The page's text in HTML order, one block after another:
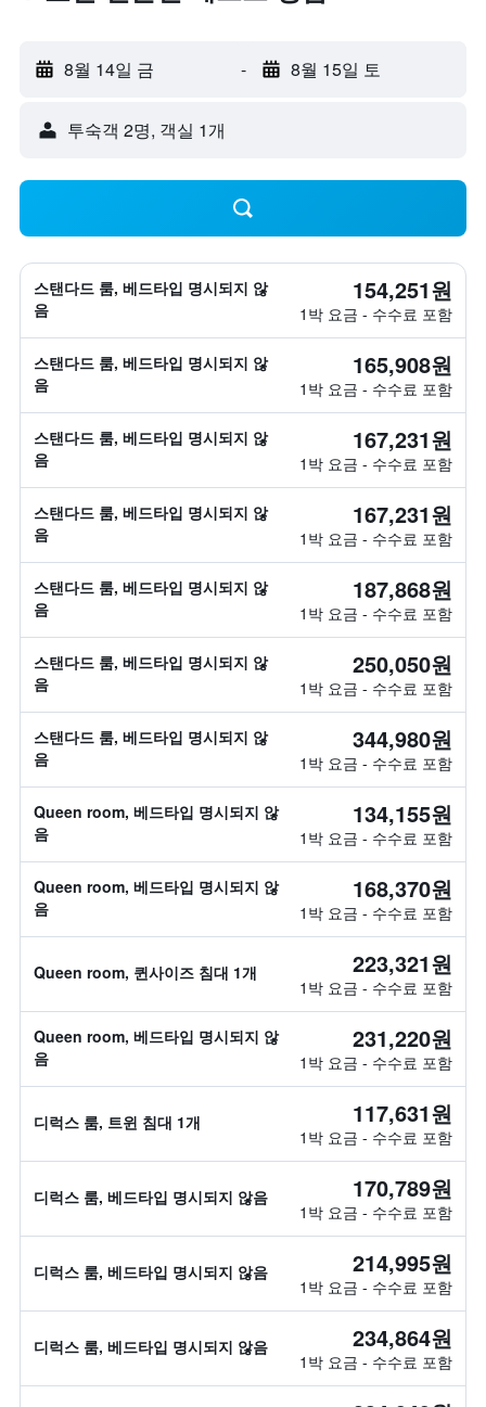
8월 14일 금 - 8월 15일 토
​투숙객 2​명, ​객실 1개
스탠다드 룸, 베드타입 명시되지 않
음
154,251원
1박 요금 - 수수료 포함
스탠다드 룸, 베드타입 명시되지 않
음
165,908원
1박 요금 - 수수료 포함
스탠다드 룸, 베드타입 명시되지 않
음
167,231원
1박 요금 - 수수료 포함
스탠다드 룸, 베드타입 명시되지 않
음
167,231원
1박 요금 - 수수료 포함
스탠다드 룸, 베드타입 명시되지 않
음
187,868원
1박 요금 - 수수료 포함
스탠다드 룸, 베드타입 명시되지 않
음
250,050원
1박 요금 - 수수료 포함
스탠다드 룸, 베드타입 명시되지 않
음
344,980원
1박 요금 - 수수료 포함
Queen room, 베드타입 명시되지 않
음
134,155원
1박 요금 - 수수료 포함
Queen room, 베드타입 명시되지 않
음
168,370원
1박 요금 - 수수료 포함
Queen room, 퀸사이즈 침대 1개 223,321원
1박 요금 - 수수료 포함
Queen room, 베드타입 명시되지 않
음
231,220원
1박 요금 - 수수료 포함
디럭스 룸, 트윈 침대 1개 117,631원
1박 요금 - 수수료 포함
디럭스 룸, 베드타입 명시되지 않음 170,789원
1박 요금 - 수수료 포함
디럭스 룸, 베드타입 명시되지 않음 214,995원
1박 요금 - 수수료 포함
디럭스 룸, 베드타입 명시되지 않음 234,864원
1박 요금 - 수수료 포함